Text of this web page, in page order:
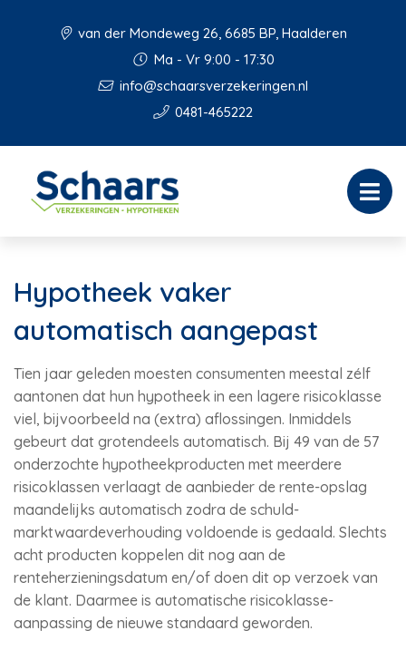
van der Mondeweg 26, 6685 BP, Haalderen
Ma - Vr 9:00 - 17:30
info@schaarsverzekeringen.nl
0481-465222
Hypotheek vaker
automatisch aangepast
Tien jaar geleden moesten consumenten meestal zélf
aantonen dat hun hypotheek in een lagere risicoklasse
viel, bijvoorbeeld na (extra) aflossingen. Inmiddels
gebeurt dat grotendeels automatisch. Bij 49 van de 57
onderzochte hypotheekproducten met meerdere
risicoklassen verlaagt de aanbieder de rente-opslag
maandelijks automatisch zodra de schuld-
marktwaardeverhouding voldoende is gedaald. Slechts
acht producten koppelen dit nog aan de
renteherzieningsdatum en/of doen dit op verzoek van
de klant. Daarmee is automatische risicoklasse-
aanpassing de nieuwe standaard geworden.